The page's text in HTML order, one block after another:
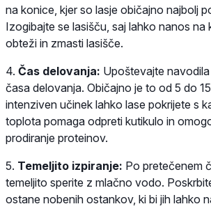
na konice, kjer so lasje običajno najbolj
Izogibajte se lasišču, saj lahko nanos na
obteži in zmasti lasišče.
4. Čas delovanja: Upoštevajte
časa delovanja. Običajno je to od 5 do
intenziven učinek lahko lase pokrijete s
toplota pomaga odpreti kutikulo in
prodiranje proteinov.
5. Temeljito izpiranje: Po pretečenem
temeljito sperite z mlačno vodo.
ostane nobenih ostankov, ki bi jih lahko